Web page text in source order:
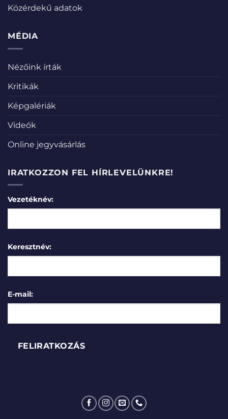
Közérdekű adatok
MÉDIA
Nézőink írták
Kritikák
Képgalériák
Videók
Online jegyvásárlás
IRATKOZZON FEL HÍRLEVELÜNKRE!
Vezetéknév:
Keresztnév:
E-mail: